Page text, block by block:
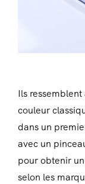
Ils ressemblent
couleur
dans un
avec un
pour obtenir un
selon les